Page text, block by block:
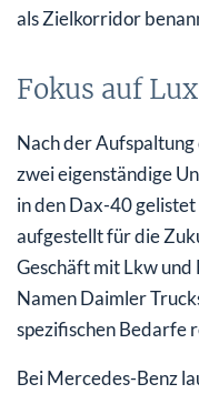
als Zielkorridor
Fokus auf
Nach der
zwei eigenständige
in den Dax-40
aufgestellt für die
Geschäft mit Lkw und
Namen Daimler
spezifischen Bedarfe
Bei Mercedes-Benz